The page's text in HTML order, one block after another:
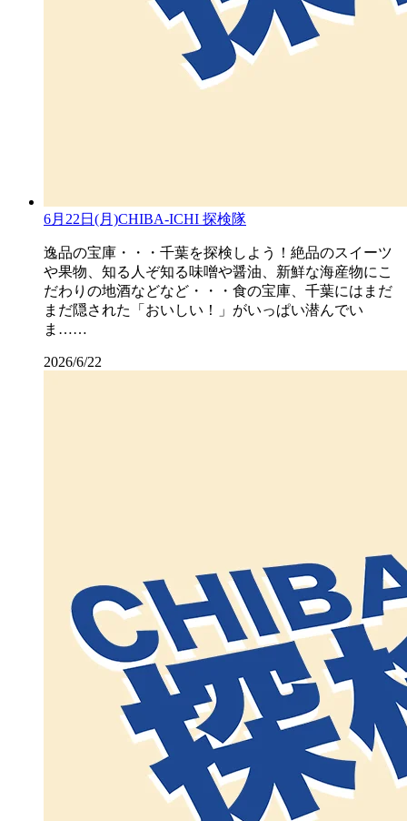
6月22日(月)CHIBA-ICHI 探検隊
逸品の宝庫・・・千葉を探検しよう！絶品のスイーツ
や果物、知る人ぞ知る味噌や醤油、新鮮な海産物にこ
だわりの地酒などなど・・・食の宝庫、千葉にはまだ
まだ隠された「おいしい！」がいっぱい潜んでい
ま……
2026/6/22